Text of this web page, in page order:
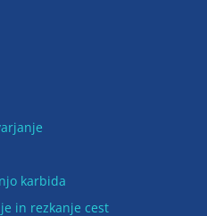
karbida
in rezkanje cest